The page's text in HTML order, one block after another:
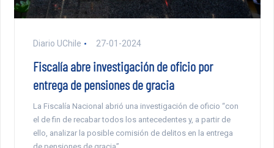
Diario UChile 27-01-2024
Fiscalía abre investigación de oficio por
entrega de pensiones de gracia
La Fiscalía Nacional abrió una investigación de oficio “con
el de fin de recabar todos los antecedentes y, a partir de
ello, analizar la posible comisión de delitos en la entrega